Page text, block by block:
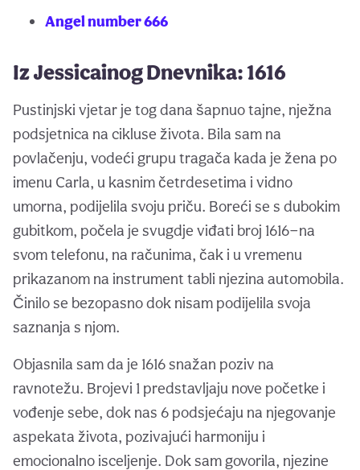
Angel number 666
Iz Jessicainog Dnevnika: 1616
Pustinjski vjetar je tog dana šapnuo tajne, nježna
podsjetnica na cikluse života. Bila sam na
povlačenju, vodeći grupu tragača kada je žena po
imenu Carla, u kasnim četrdesetima i vidno
umorna, podijelila svoju priču. Boreći se s dubokim
gubitkom, počela je svugdje viđati broj 1616—na
svom telefonu, na računima, čak i u vremenu
prikazanom na instrument tabli njezina automobila.
Činilo se bezopasno dok nisam podijelila svoja
saznanja s njom.
Objasnila sam da je 1616 snažan poziv na
ravnotežu. Brojevi 1 predstavljaju nove početke i
vođenje sebe, dok nas 6 podsjećaju na njegovanje
aspekata života, pozivajući harmoniju i
emocionalno isceljenje. Dok sam govorila, njezine